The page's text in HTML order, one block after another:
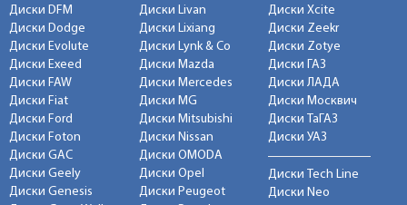
Диски DFM
Диски Dodge
Диски Evolute
Диски Exeed
Диски FAW
Диски Fiat
Диски Ford
Диски Foton
Диски GAC
Диски Geely
Диски Genesis
Диски Livan
Диски Lixiang
Диски Lynk & Co
Диски Mazda
Диски Mercedes
Диски MG
Диски Mitsubishi
Диски Nissan
Диски OMODA
Диски Opel
Диски Peugeot
Диски Xcite
Диски Zeekr
Диски Zotye
Диски ГАЗ
Диски ЛАДА
Диски Москвич
Диски ТаГАЗ
Диски УАЗ
Диски Tech Line
Диски Neo